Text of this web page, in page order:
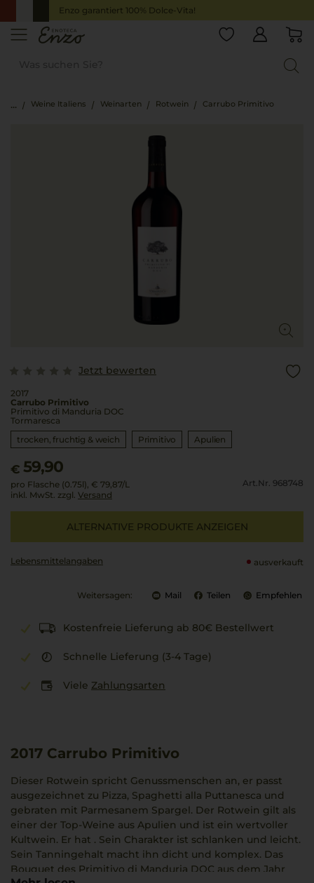
Enzo garantiert 100% Dolce-Vita!
Weine Italiens Weinarten Rotwein Carrubo Primitivo
Jetzt bewerten
2017
Carrubo Primitivo
Primitivo di Manduria DOC
Tormaresca
trocken, fruchtig & weich
Primitivo Apulien
€ 59,90
pro Flasche (0.75l), € 79,87/L
inkl. MwSt. zzgl. Versand
Art.Nr. 968748
ALTERNATIVE PRODUKTE ANZEIGEN
Lebensmittel­angaben ausverkauft
Weitersagen: Mail Teilen Empfehlen
Kostenfreie Lieferung ab 80€ Bestellwert
Schnelle Lieferung (3-4 Tage)
Viele Zahlungsarten
2017 Carrubo Primitivo
Dieser Rotwein spricht Genussmenschen an, er passt
ausgezeichnet zu Pizza, Spaghetti alla Puttanesca und
gebraten mit Parmesanem Spargel. Der Rotwein gilt als
einer der Top-Weine aus Apulien und ist ein wertvoller
Kultwein. Er hat . Sein Charakter ist schlanken und leicht.
Sein Tanningehalt macht ihn dicht und komplex. Das
Bouquet des Primitivo di Manduria DOC aus dem Jahr